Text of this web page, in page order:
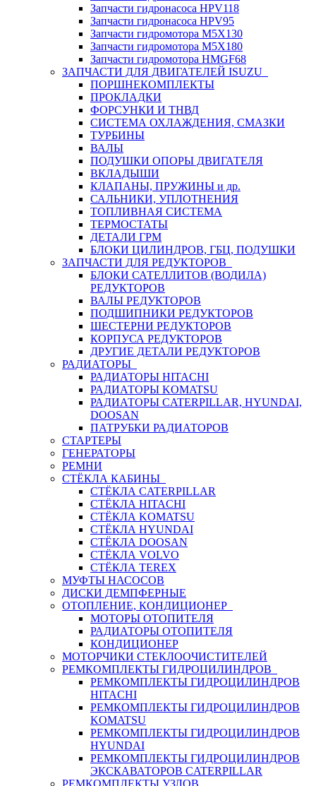
Запчасти гидронасоса HPV118
Запчасти гидронасоса HPV95
Запчасти гидромотора M5X130
Запчасти гидромотора M5X180
Запчасти гидромотора HMGF68
ЗАПЧАСТИ ДЛЯ ДВИГАТЕЛЕЙ ISUZU
ПОРШНЕКОМПЛЕКТЫ
ПРОКЛАДКИ
ФОРСУНКИ И ТНВД
СИСТЕМА ОХЛАЖДЕНИЯ, СМАЗКИ
ТУРБИНЫ
ВАЛЫ
ПОДУШКИ ОПОРЫ ДВИГАТЕЛЯ
ВКЛАДЫШИ
КЛАПАНЫ, ПРУЖИНЫ и др.
САЛЬНИКИ, УПЛОТНЕНИЯ
ТОПЛИВНАЯ СИСТЕМА
ТЕРМОСТАТЫ
ДЕТАЛИ ГРМ
БЛОКИ ЦИЛИНДРОВ, ГБЦ, ПОДУШКИ
ЗАПЧАСТИ ДЛЯ РЕДУКТОРОВ
БЛОКИ САТЕЛЛИТОВ (ВОДИЛА)
РЕДУКТОРОВ
ВАЛЫ РЕДУКТОРОВ
ПОДШИПНИКИ РЕДУКТОРОВ
ШЕСТЕРНИ РЕДУКТОРОВ
КОРПУСА РЕДУКТОРОВ
ДРУГИЕ ДЕТАЛИ РЕДУКТОРОВ
РАДИАТОРЫ
РАДИАТОРЫ HITACHI
РАДИАТОРЫ KOMATSU
РАДИАТОРЫ CATERPILLAR, HYUNDAI,
DOOSAN
ПАТРУБКИ РАДИАТОРОВ
СТАРТЕРЫ
ГЕНЕРАТОРЫ
РЕМНИ
СТЁКЛА КАБИНЫ
СТЁКЛА CATERPILLAR
СТЁКЛА HITACHI
СТЁКЛА KOMATSU
СТЁКЛА HYUNDAI
СТЁКЛА DOOSAN
СТЁКЛА VOLVO
СТЁКЛА TEREX
МУФТЫ НАСОСОВ
ДИСКИ ДЕМПФЕРНЫЕ
ОТОПЛЕНИЕ, КОНДИЦИОНЕР
МОТОРЫ ОТОПИТЕЛЯ
РАДИАТОРЫ ОТОПИТЕЛЯ
КОНДИЦИОНЕР
МОТОРЧИКИ СТЕКЛООЧИСТИТЕЛЕЙ
РЕМКОМПЛЕКТЫ ГИДРОЦИЛИНДРОВ
РЕМКОМПЛЕКТЫ ГИДРОЦИЛИНДРОВ
HITACHI
РЕМКОМПЛЕКТЫ ГИДРОЦИЛИНДРОВ
KOMATSU
РЕМКОМПЛЕКТЫ ГИДРОЦИЛИНДРОВ
HYUNDAI
РЕМКОМПЛЕКТЫ ГИДРОЦИЛИНДРОВ
ЭКСКАВАТОРОВ CATERPILLAR
РЕМКОМПЛЕКТЫ УЗЛОВ